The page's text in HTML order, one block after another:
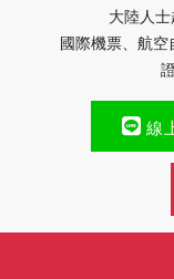
大陸人士
國際機票、航
線